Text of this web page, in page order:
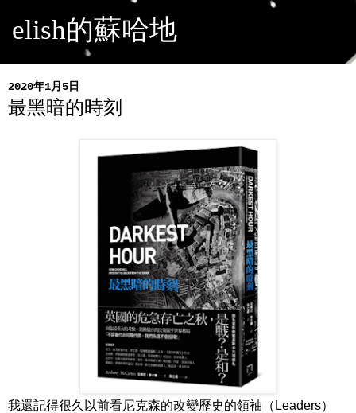
elish的蘇哈地
2020年1月5日
最黑暗的時刻
我還記得很久以前看尼克森的改變歷史的領袖（Leaders）